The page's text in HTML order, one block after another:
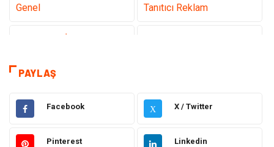
Genel Tanıtıcı Reklam
Teknoloji & İnternet
Eğitim & Kariyer
Gündem Hukuk
Moda Sağlıklı Yaşam
PAYLAŞ
Facebook X X / Twitter
Pinterest Linkedin